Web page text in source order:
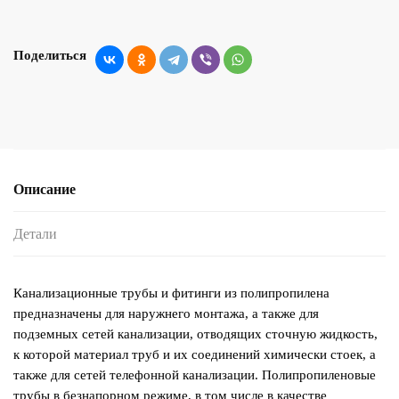
Поделиться
Описание
Детали
Канализационные трубы и фитинги из полипропилена
предназначены для наружнего монтажа, а также для
подземных сетей канализации, отводящих сточную жидкость,
к которой материал труб и их соединений химически стоек, а
также для сетей телефонной канализации. Полипропиленовые
трубы в безнапорном режиме, в том числе в качестве